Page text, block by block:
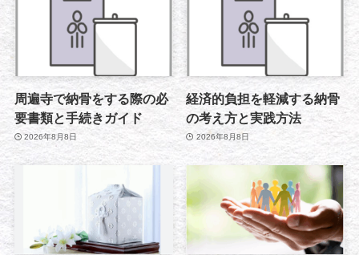
周遍寺で納骨をする際の必
要書類と手続きガイド
2026年8月8日
経済的負担を軽減する納骨
の考え方と実践方法
2026年8月8日